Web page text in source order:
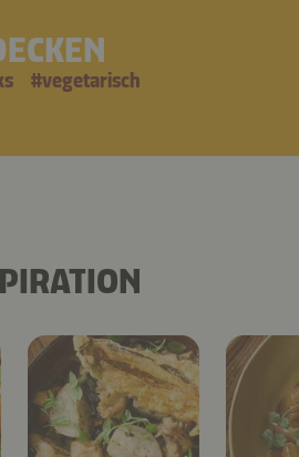
#vegetarisch